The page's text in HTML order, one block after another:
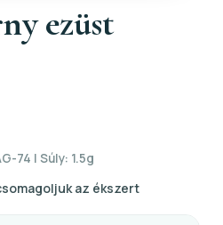
ezüst
74 | Súly: 1.5g
az ékszert